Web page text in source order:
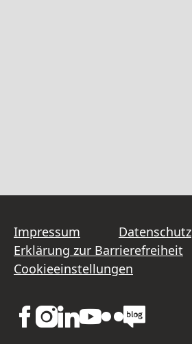
Impressum
Datenschutz
Erklärung zur Barrierefreiheit
Cookieeinstellungen